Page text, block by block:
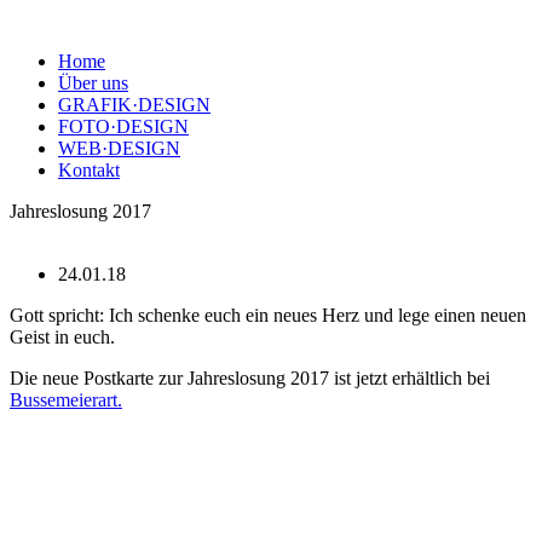
Home
Über uns
GRAFIK·DESIGN
FOTO·DESIGN
WEB·DESIGN
Kontakt
Jahreslosung 2017
24.01.18
Gott spricht: Ich schenke euch ein neues Herz und lege einen neuen
Geist in euch.
Die neue Postkarte zur Jahreslosung 2017 ist jetzt erhältlich bei
Bussemeierart.